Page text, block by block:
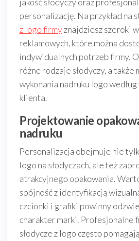
personalizację. Na przykład na
z logo firmyznajdziesz szeroki
reklamowych, które można
indywidualnych potrzeb firmy.
różne rodzaje słodyczy, a także
wykonania nadruku logo
klienta.
Projektowanie
nadruku
Personalizacja obejmuje nie
logo na słodyczach, ale też
atrakcyjnego opakowania.
spójność z identyfikacją
czcionki i grafiki powinny
charakter marki. Profesjonalne
słodycze z logo często